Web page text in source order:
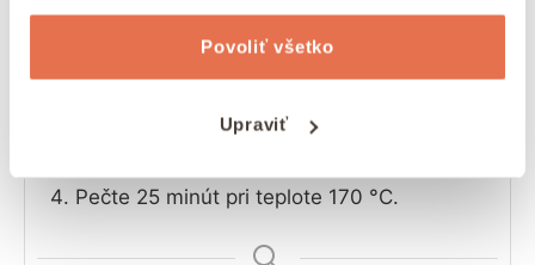
Povoliť všetko
Upraviť
POKYNY
Zmiešajte všetky suché ingrediencie.
Pečte 25 minút pri teplote 170 °C.